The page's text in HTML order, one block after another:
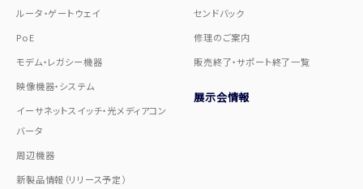
ルータ・ゲートウェイ
PoE
モデム・レガシー機器
映像機器・システム
イーサネットスイッチ・光メディアコン
バータ
周辺機器
新製品情報（リリース予定）
センドバック
修理のご案内
販売終了・サポート終了一覧
展示会情報